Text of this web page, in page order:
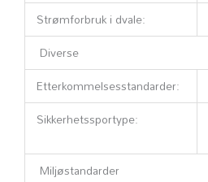
Strømforbruk i dvale:
Diverse
Etterkommelsesstandarder:
Sikkerhetssportype:
Miljøstandarder